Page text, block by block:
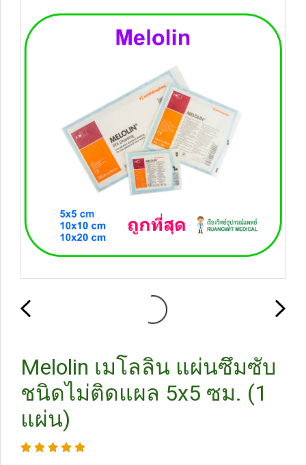
Melolin เมโลลิน แผ่นซึมซับ
ชนิดไม่ติดแผล 5x5 ซม. (1
แผ่น)